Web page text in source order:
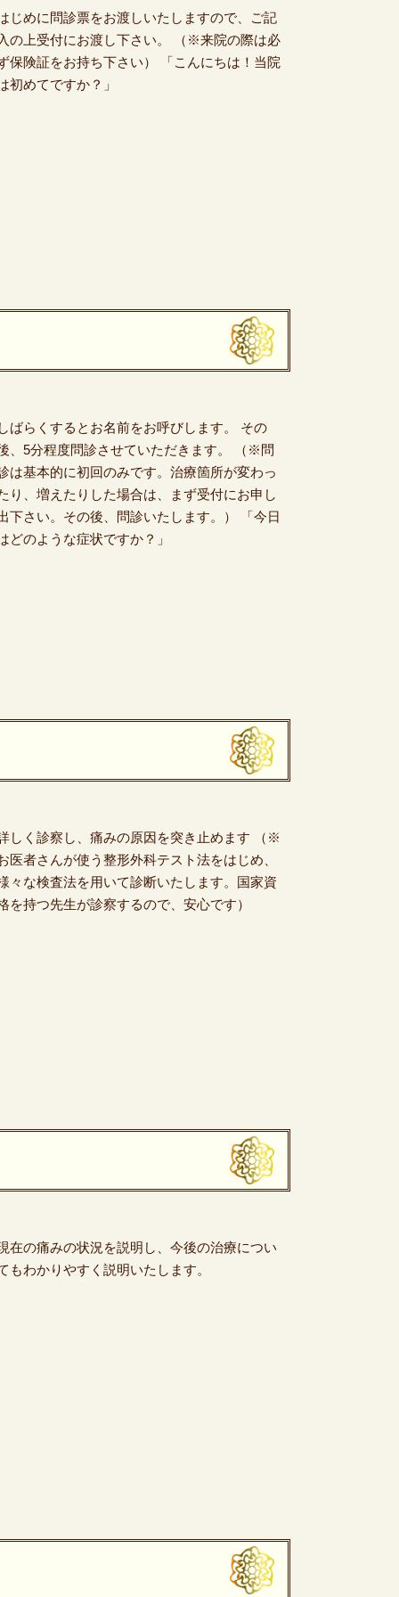
じめに問診票をお渡しいたしますので、ご記
の上受付にお渡し下さい。 （※来院の際は必
保険証をお持ち下さい）
「こんにちは！当院
初めてですか？」
ばらくするとお名前をお呼びします。 その
、5分程度問診させていただきます。 （※問
は基本的に初回のみです。治療箇所が変わっ
り、増えたりした場合は、まず受付にお申し
下さい。その後、問診いたします。）
「今日
どのような症状ですか？」
しく診察し、痛みの原因を突き止めます （※
医者さんが使う整形外科テスト法をはじめ、
々な検査法を用いて診断いたします。国家資
を持つ先生が診察するので、安心です）
在の痛みの状況を説明し、今後の治療につい
もわかりやすく説明いたします。